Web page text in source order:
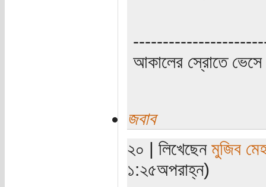
আকালের স্রোতে ভেসে
জবাব
২০ | লিখেছেন মুজিব
১:২৫অপরাহ্ন)